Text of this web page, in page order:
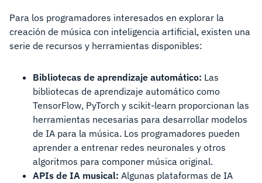
Para los programadores interesados en explorar la
creación de música con inteligencia artificial, existen una
serie de recursos y herramientas disponibles:
Bibliotecas de aprendizaje automático: Las
bibliotecas de aprendizaje automático como
TensorFlow, PyTorch y scikit-learn proporcionan las
herramientas necesarias para desarrollar modelos
de IA para la música. Los programadores pueden
aprender a entrenar redes neuronales y otros
algoritmos para componer música original.
APIs de IA musical: Algunas plataformas de IA